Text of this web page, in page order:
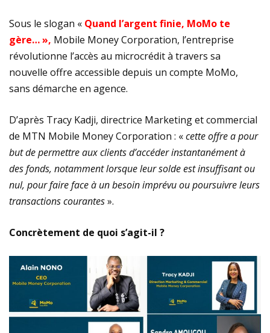
Sous le slogan « Quand l’argent finie, MoMo te
gère… », Mobile Money Corporation, l’entreprise
révolutionne l’accès au microcrédit à travers sa
nouvelle offre accessible depuis un compte MoMo,
sans démarche en agence.
D’après Tracy Kadji, directrice Marketing et commercial
de MTN Mobile Money Corporation : «cette offre a pour
but de permettre aux clients d’accéder instantanément à
des fonds, notamment lorsque leur solde est insuffisant ou
nul, pour faire face à un besoin imprévu ou poursuivre leurs
transactions courantes».
Concrètement de quoi s’agit-il ?